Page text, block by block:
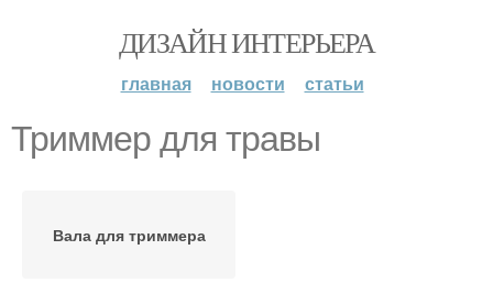
ДИЗАЙН ИНТЕРЬЕРА
главная новости статьи
Триммер для травы
Вала для триммера